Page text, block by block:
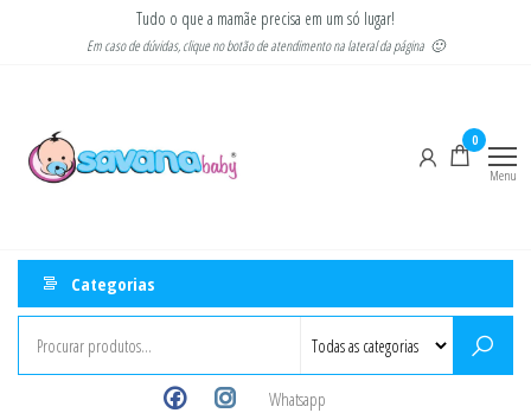
Tudo o que a mamãe precisa em um só lugar!
Em caso de dúvidas, clique no botão de atendimento na lateral da página 🙂
0
Menu
Categorias
Whatsapp